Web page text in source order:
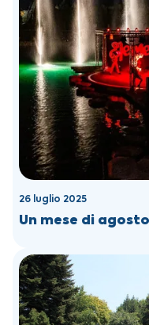
26 luglio 2025
Un mese di